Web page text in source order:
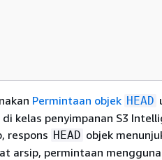
Permintaan objek HEAD
di kelas penyimpanan S3
respons HEAD objek
arsip, permintaan